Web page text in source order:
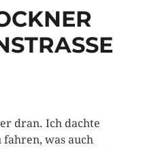
H
dran. Ich dachte
fahren, was auch